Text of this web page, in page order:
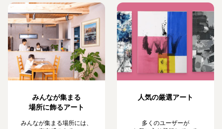
みんなが集まる
場所に飾るアート
みんなが集まる場所には、
人気の厳選アート
多くのユーザーが